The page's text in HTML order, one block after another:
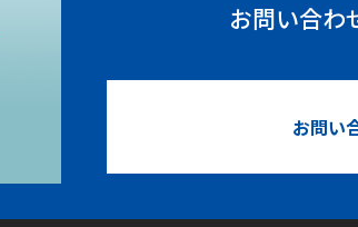
お問い合わ
お問い